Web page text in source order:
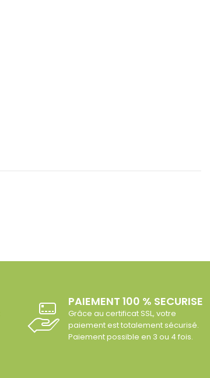
PAIEMENT 100 % SECURISE
Grâce au certificat SSL, votre
paiement est totalement sécurisé.
Paiement possible en 3 ou 4 fois.